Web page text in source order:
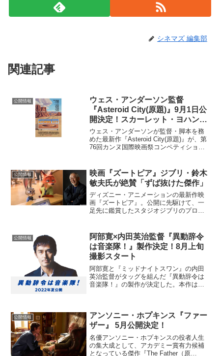
シネマズ 編集部
関連記事
公開情報
ウェス・アンダーソン監督
『Asteroid City(原題)』9月1日公
開決定！スカーレット・ヨハンソ
ン、トム・ハンクスら豪華キャス
ト集結
ウェス・アンダーソンが監督・脚本を務
めた最新作『Asteroid City(原題)』が、第
76回カンヌ国際映画祭コンペティション
表された。アメリカでの予告編公開直...
公開情報
映画『ズートピア』ジブリ・鈴木
敏夫氏が絶賛「ずば抜けた傑作」
ディズニー・アニメーションの最新作映
画『ズートピア』。公開に先駆けて、一
足先に鑑賞したスタジオジブリのプロデ
駿監督にも報告動物が人間のように暮ら
す大都会、ズートピア。誰...
公開情報
阿部寛×内田英治監督『異動辞令
は音楽隊！』製作決定！8月上旬
撮影スタート
阿部寛と『ミッドナイトスワン』の内田
英治監督がタッグを組んだ『異動辞令は
音楽隊！』の製作が決定した。本作は、
ふらずに一心不乱に...
公開情報
アンソニー・ホプキンス『ファー
ザー』 5月公開決定！
名優アンソニー・ホプキンスの役者人生
の集大成として、アカデミー賞有力候補
となっている傑作『The Father（原